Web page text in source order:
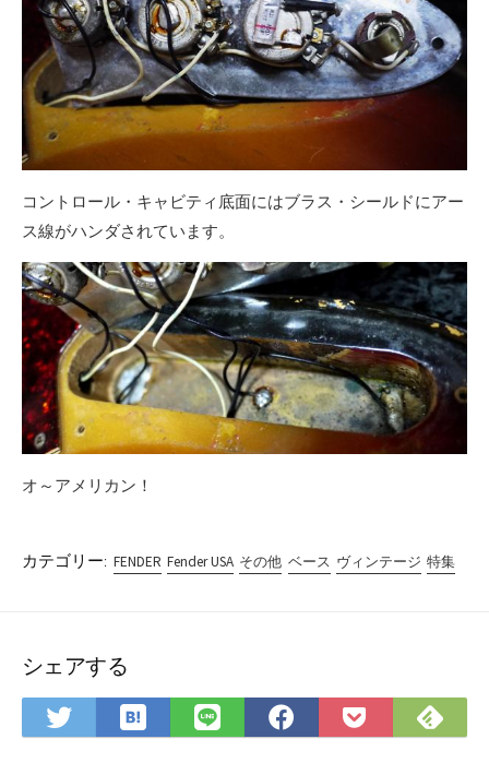
コントロール・キャビティ底面にはブラス・シールドにアー
ス線がハンダされています。
オ～アメリカン！
カテゴリー: FENDER Fender USA その他 ベース ヴィンテージ 特集
シェアする
Twitter
で
は
て
LINE
で
Facebook
で
Pocket
に
で